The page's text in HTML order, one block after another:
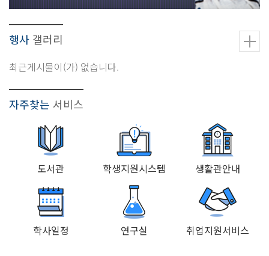
행사 갤러리
최근게시물이(가) 없습니다.
자주찾는 서비스
도서관 학생지원시스템 생활관안내
학사일정 연구실 취업지원서비스